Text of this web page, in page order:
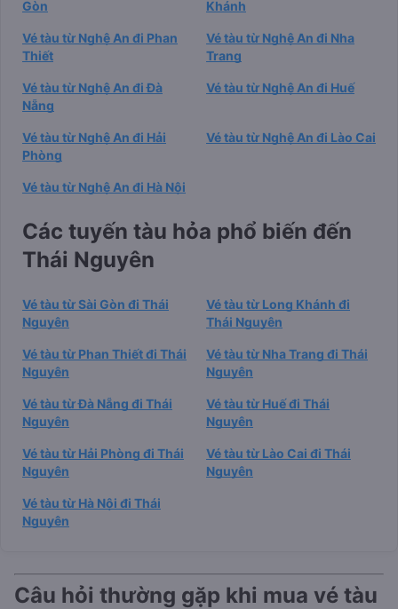
Gòn Khánh
Vé tàu từ Nghệ An đi Phan
Thiết
Vé tàu từ Nghệ An đi Nha
Trang
Vé tàu từ Nghệ An đi Đà
Nẵng
Vé tàu từ Nghệ An đi Huế
Vé tàu từ Nghệ An đi Hải
Phòng
Vé tàu từ Nghệ An đi Lào Cai
Vé tàu từ Nghệ An đi Hà Nội
Các tuyến tàu hỏa phổ biến đến
Thái Nguyên
Vé tàu từ Sài Gòn đi Thái
Nguyên
Vé tàu từ Long Khánh đi
Thái Nguyên
Vé tàu từ Phan Thiết đi Thái
Nguyên
Vé tàu từ Nha Trang đi Thái
Nguyên
Vé tàu từ Đà Nẵng đi Thái
Nguyên
Vé tàu từ Huế đi Thái
Nguyên
Vé tàu từ Hải Phòng đi Thái
Nguyên
Vé tàu từ Lào Cai đi Thái
Nguyên
Vé tàu từ Hà Nội đi Thái
Nguyên
Câu hỏi thường gặp khi mua vé tàu